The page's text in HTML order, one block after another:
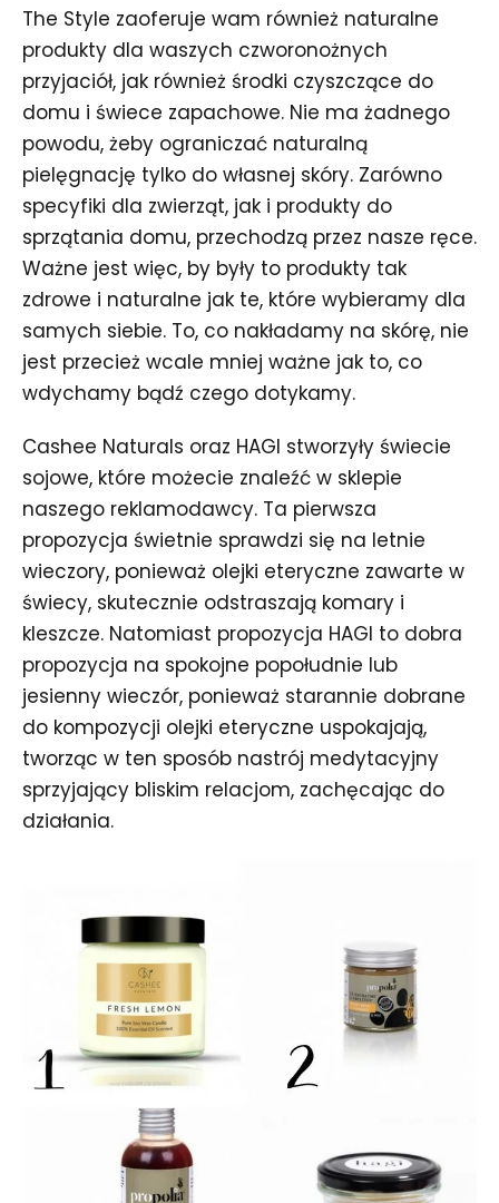
The Style zaoferuje wam również naturalne
produkty dla waszych czworonożnych
przyjaciół, jak również środki czyszczące do
domu i świece zapachowe. Nie ma żadnego
powodu, żeby ograniczać naturalną
pielęgnację tylko do własnej skóry. Zarówno
specyfiki dla zwierząt, jak i produkty do
sprzątania domu, przechodzą przez nasze ręce.
Ważne jest więc, by były to produkty tak
zdrowe i naturalne jak te, które wybieramy dla
samych siebie. To, co nakładamy na skórę, nie
jest przecież wcale mniej ważne jak to, co
wdychamy bądź czego dotykamy.
Cashee Naturals oraz HAGI stworzyły świecie
sojowe, które możecie znaleźć w sklepie
naszego reklamodawcy. Ta pierwsza
propozycja świetnie sprawdzi się na letnie
wieczory, ponieważ olejki eteryczne zawarte w
świecy, skutecznie odstraszają komary i
kleszcze. Natomiast propozycja HAGI to dobra
propozycja na spokojne popołudnie lub
jesienny wieczór, ponieważ starannie dobrane
do kompozycji olejki eteryczne uspokajają,
tworząc w ten sposób nastrój medytacyjny
sprzyjający bliskim relacjom, zachęcając do
działania.